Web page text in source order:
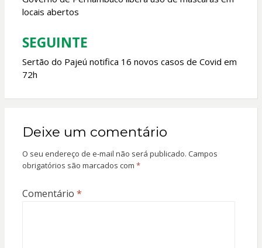
Post
locais abertos
SEGUINTE
Sertão do Pajeú notifica 16 novos casos de Covid em
72h
Deixe um comentário
O seu endereço de e-mail não será publicado. Campos
obrigatórios são marcados com *
Comentário *